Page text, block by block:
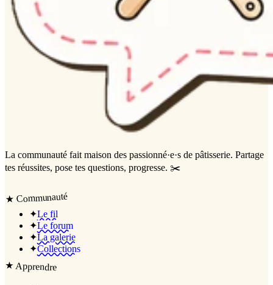
La communauté fait maison des passionné·e·s de pâtisserie. Partage
tes réussites, pose tes questions, progresse. ✂️
★ Communauté
✦Le fil
✦Le forum
✦La galerie
✦Collections
★Apprendre